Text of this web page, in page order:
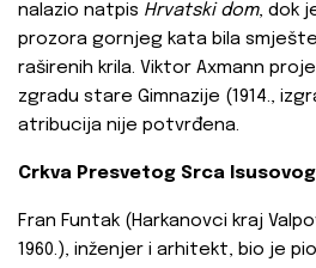
nalazio natpis Hrvatski dom, dok
prozora gornjeg kata bila
raširenih krila. Viktor Axmann
zgradu stare Gimnazije (1914.,
atribucija nije potvrđena.
Crkva Presvetog Srca Isusovog
Fran Funtak (Harkanovci kraj
1960.), inženjer i arhitekt, bio je